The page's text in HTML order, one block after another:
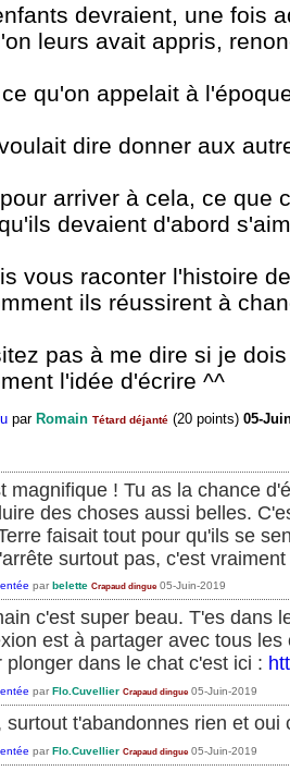
devraient, une fois
leurs avait appris,
qu'on appelait à
dire donner aux
arriver à cela, ce que
devaient d'abord
vous raconter l'histoire
ils réussirent à
pas à me dire si je
l'idée d'écrire ^^
par Romain Tétard déjanté (20 points) 05-
magnifique ! Tu as la chance
des choses aussi belles.
faisait tout pour qu'ils se
surtout pas, c'est
par belette Crapaud dingue 05-Juin-2019
c'est super beau. T'es dans
est à partager avec tous
plonger dans le chat c'est ici :
par Flo.Cuvellier Crapaud dingue 05-Juin-2019
surtout t'abandonnes rien et oui
par Flo.Cuvellier Crapaud dingue 05-Juin-2019